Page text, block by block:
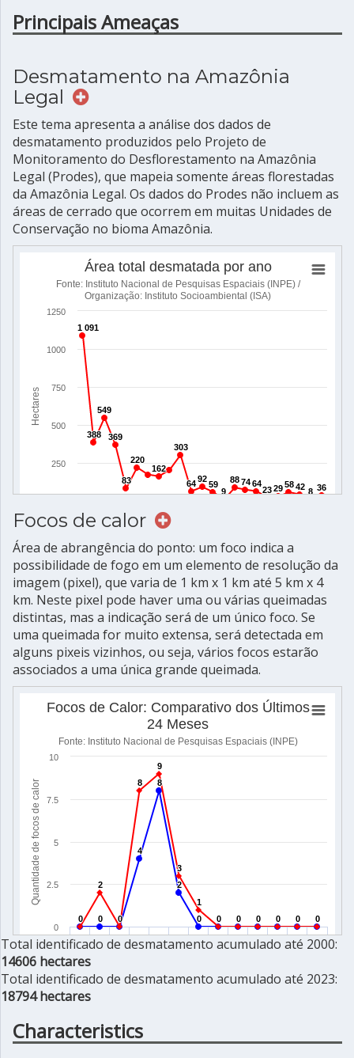
Principais Ameaças
Desmatamento na Amazônia
Legal
Este tema apresenta a análise dos dados de
desmatamento produzidos pelo Projeto de
Monitoramento do Desflorestamento na Amazônia
Legal (Prodes), que mapeia somente áreas florestadas
da Amazônia Legal. Os dados do Prodes não incluem as
áreas de cerrado que ocorrem em muitas Unidades de
Conservação no bioma Amazônia.
Focos de calor
Área de abrangência do ponto: um foco indica a
possibilidade de fogo em um elemento de resolução da
imagem (pixel), que varia de 1 km x 1 km até 5 km x 4
km. Neste pixel pode haver uma ou várias queimadas
distintas, mas a indicação será de um único foco. Se
uma queimada for muito extensa, será detectada em
alguns pixeis vizinhos, ou seja, vários focos estarão
associados a uma única grande queimada.
Total identificado de desmatamento acumulado até 2000:
14606 hectares
Total identificado de desmatamento acumulado até 2023:
18794 hectares
Characteristics